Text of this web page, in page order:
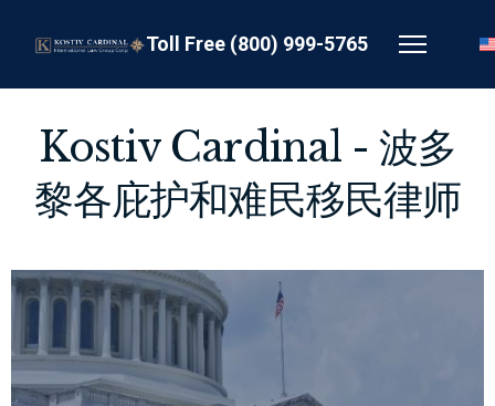
Toll Free (800) 999-5765
Kostiv Cardinal - 波多
黎各庇护和难民移民律师